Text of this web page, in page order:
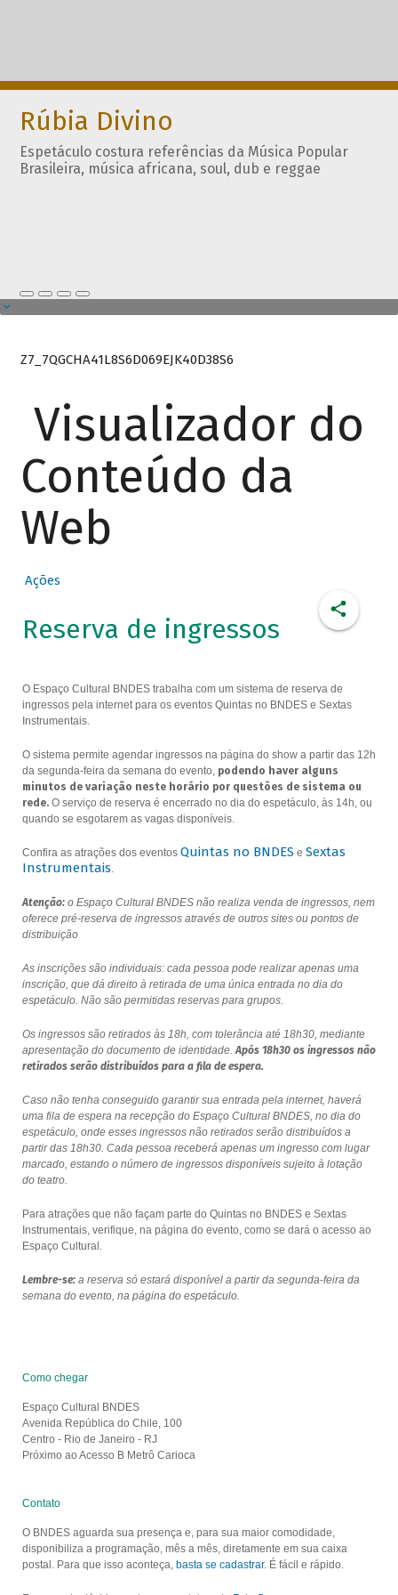
Rúbia Divino
Espetáculo costura referências da Música Popular
Brasileira, música africana, soul, dub e reggae
Z7_7QGCHA41L8S6D069EJK40D38S6
Visualizador do
Conteúdo da
Web
Ações
Reserva de ingressos
O Espaço Cultural BNDES trabalha com um sistema de reserva de
ingressos pela internet para os eventos Quintas no BNDES e Sextas
Instrumentais.
O sistema permite agendar ingressos na página do show a partir das 12h
da segunda-feira da semana do evento, podendo haver alguns
minutos de variação neste horário por questões de sistema ou
rede.O serviço de reserva é encerrado no dia do espetáculo, às 14h, ou
quando se esgotarem as vagas disponíveis.
Confira as atrações dos eventos Quintas no BNDES e Sextas
Instrumentais.
Atenção:o Espaço Cultural BNDES não realiza venda de ingressos, nem
oferece pré-reserva de ingressos através de outros sites ou pontos de
distribuição
As inscrições são individuais: cada pessoa pode realizar apenas uma
inscrição, que dá direito à retirada de uma única entrada no dia do
espetáculo. Não são permitidas reservas para grupos.
Os ingressos são retirados às 18h, com tolerância até 18h30, mediante
apresentação do documento de identidade.Após 18h30 os ingressos não
retirados serão distribuídos para a fila de espera.
Caso não tenha conseguido garantir sua entrada pela internet, haverá
uma fila de espera na recepção do Espaço Cultural BNDES, no dia do
espetáculo, onde esses ingressos não retirados serão distribuídos a
partir das 18h30. Cada pessoa receberá apenas um ingresso com lugar
marcado, estando o número de ingressos disponíveis sujeito à lotação
do teatro.
Para atrações que não façam parte do Quintas no BNDES e Sextas
Instrumentais, verifique, na página do evento, como se dará o acesso ao
Espaço Cultural.
Lembre-se:a reserva só estará disponível a partir da segunda-feira da
semana do evento, na página do espetáculo.
Como chegar
Espaço Cultural BNDES
Avenida República do Chile, 100
Centro - Rio de Janeiro - RJ
Próximo ao Acesso B Metrô Carioca
Contato
O BNDES aguarda sua presença e, para sua maior comodidade,
disponibiliza a programação, mês a mês, diretamente em sua caixa
postal. Para que isso aconteça, basta se cadastrar. É fácil e rápido.